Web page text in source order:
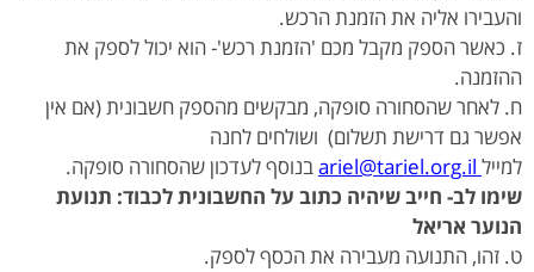
והעבירו אליה את הזמנת הרכש.
ז. כאשר הספק מקבל מכם 'הזמנת רכש'- הוא יכול לספק את
ההזמנה.
ח. לאחר שהסחורה סופקה, מבקשים מהספק חשבונית (אם אין
אפשר גם דרישת תשלום) ושולחים לחנה
למייל ariel@tariel.org.ilבנוסף לעדכון שהסחורה סופקה.
שימו לב- חייב שיהיה כתוב על החשבונית לכבוד: תנועת
הנוער אריאל
ט. זהו, התנועה מעבירה את הכסף לספק.